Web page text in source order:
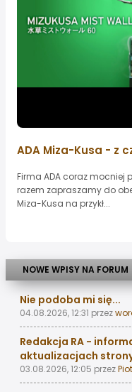
ADA Miza-Kusa - z
Firma ADA coraz mocniej
razem zapraszamy do
Miza-Kusa na przykł...
NOWE WPISY NA FORUM
Nie podoba mi się...
04.08.2026, 12:31 przez
Redakcja RA -
aktualizacjach
03.08.2026, 12:05 przez